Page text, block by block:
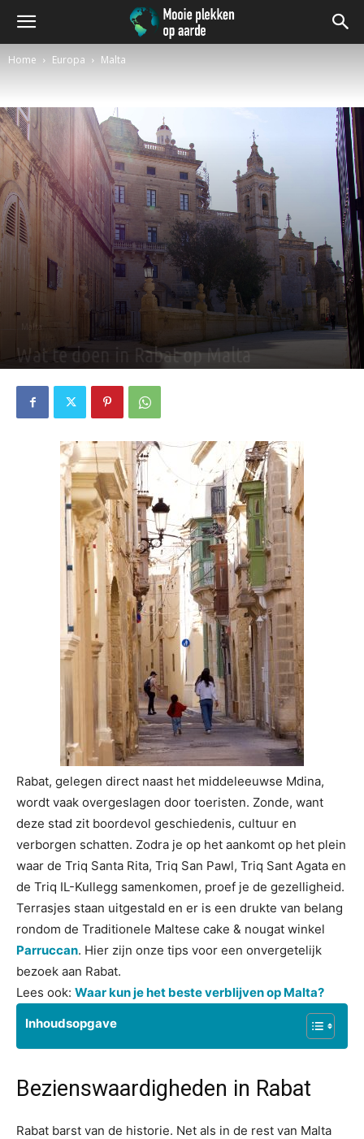
Home Europa Malta
Malta
Wat te doen in Rabat op Malta
Rabat, gelegen direct naast het middeleeuwse Mdina,
wordt vaak overgeslagen door toeristen. Zonde, want
deze stad zit boordevol geschiedenis, cultuur en
verborgen schatten. Zodra je op het aankomt op het plein
waar de Triq Santa Rita, Triq San Pawl, Triq Sant Agata en
de Triq IL-Kullegg samenkomen, proef je de gezelligheid.
Terrasjes staan uitgestald en er is een drukte van belang
rondom de Traditionele Maltese cake & nougat winkel
Parruccan. Hier zijn onze tips voor een onvergetelijk
bezoek aan Rabat.
Lees ook: Waar kun je het beste verblijven op Malta?
Inhoudsopgave
Bezienswaardigheden in Rabat
Rabat barst van de historie. Net als in de rest van Malta